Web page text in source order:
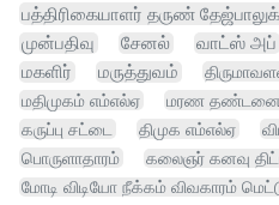
பத்திரிகையாளர் தருண்
முன்பதிவு சேனல் வாட்ஸ் அப்
மகளிர்
மருத்துவம்
மதிமுகம் எம்எல்ஏ
மரண தண்டனை
கருப்பு சட்டை
திமுக எம்எல்ஏ
பொருளாதாரம்
கலைஞர் கனவு
மோடி விடியோ நீக்கம் விவகாரம்